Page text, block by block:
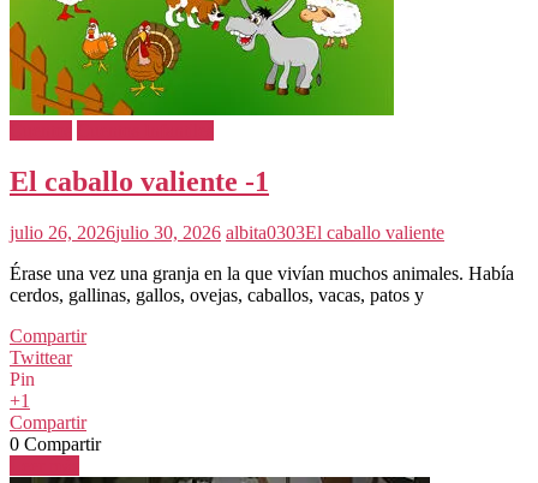
El caballo valiente -1
julio 26, 2026julio 30, 2026 albita0303El caballo valiente
Érase una vez una granja en la que vivían muchos animales. Había
cerdos, gallinas, gallos, ovejas, caballos, vacas, patos y
Compartir
Twittear
Pin
+1
Compartir
0 Compartir